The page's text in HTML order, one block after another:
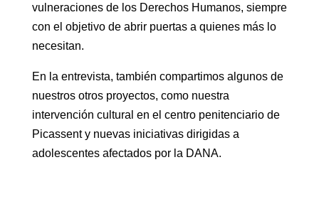
vulneraciones de los Derechos Humanos, siempre
con el objetivo de abrir puertas a quienes más lo
necesitan.
En la entrevista, también compartimos algunos de
nuestros otros proyectos, como nuestra
intervención cultural en el centro penitenciario de
Picassent y nuevas iniciativas dirigidas a
adolescentes afectados por la DANA.